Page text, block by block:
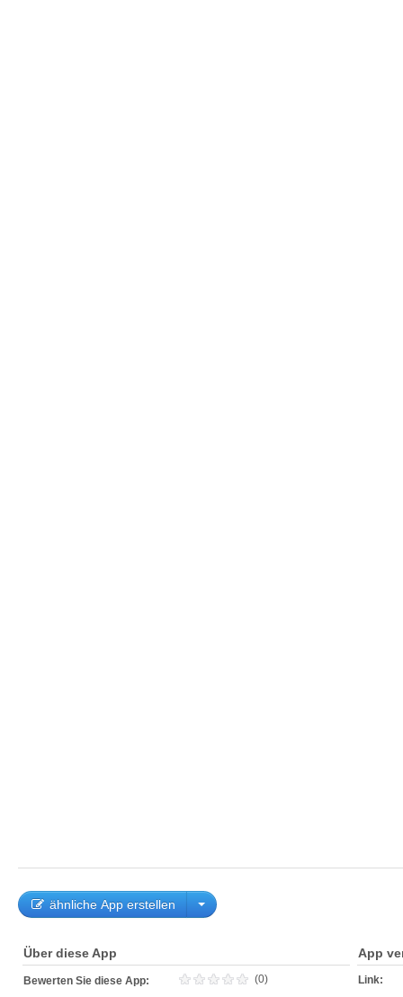
ähnliche App erstellen
Über diese App
Bewerten Sie diese App: (0)
App
Link: